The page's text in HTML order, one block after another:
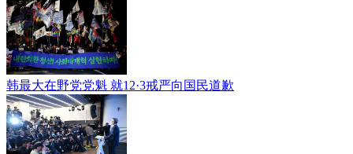
韩最大在野党党魁 就12·3戒严向国民道歉